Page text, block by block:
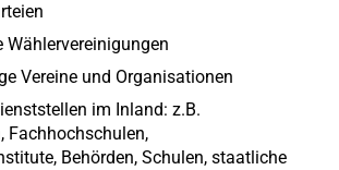
Wählervereinigungen
Vereine und Organisationen
im Inland: z.B.
Fachhochschulen,
Behörden, Schulen, staatliche